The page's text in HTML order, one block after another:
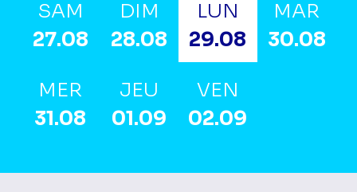
SAM
27.08
DIM
28.08
LUN
29.08
MAR
30.08
MER
31.08
JEU
01.09
VEN
02.09